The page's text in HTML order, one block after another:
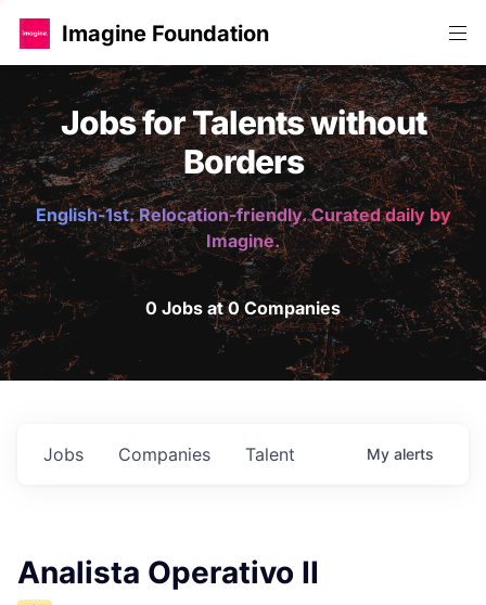
Imagine Foundation
Jobs for Talents without
Borders
English-1st. Relocation-friendly. Curated daily by
Imagine.
0 Jobs at 0 Companies
Jobs Companies Talent My alerts
Analista Operativo II